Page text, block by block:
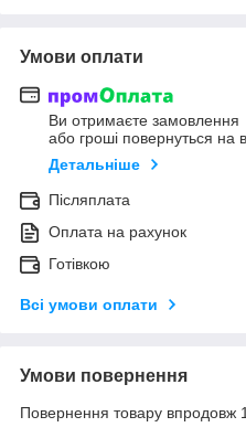
Умови оплати
Ви отримаєте замовлення
або гроші повернуться на
Детальніше
Післяплата
Оплата на рахунок
Готівкою
Всі умови оплати
Умови повернення
Повернення товару впродовж